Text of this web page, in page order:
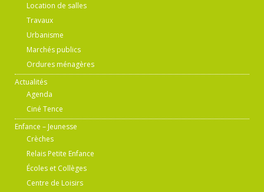
Location de salles
Travaux
Urbanisme
Marchés publics
Ordures ménagères
Actualités
Agenda
Ciné Tence
Enfance – Jeunesse
Crèches
Relais Petite Enfance
Écoles et Collèges
Centre de Loisirs